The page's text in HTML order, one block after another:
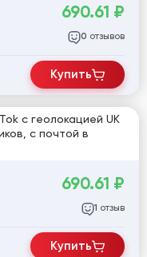
690.61 ₽
0 отзывов
Купить
с геолокацией UK
с почтой в
690.61 ₽
1 отзыв
Купить